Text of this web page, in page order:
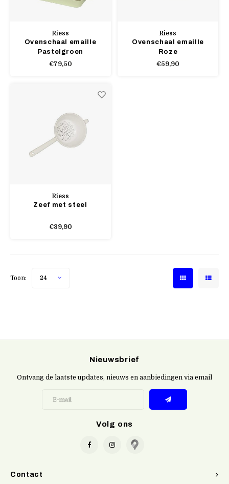
Riess
Ovenschaal emaille
Pastelgroen
€79,50
Riess
Ovenschaal emaille
Roze
€59,90
Riess
Zeef met steel
€39,90
Toon: 24
Contact
Nieuwsbrief
Ontvang de laatste updates, nieuws en aanbiedingen via email
Volg ons